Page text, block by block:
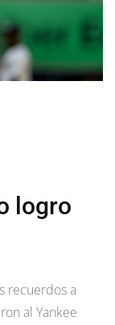
logro
recuerdos a
al Yankee